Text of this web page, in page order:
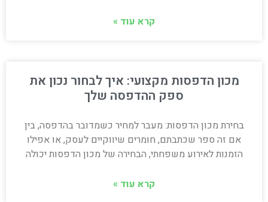
קרא עוד »
מכון הדפסות מקצועי: איך לבחור נכון את
ספק ההדפסה שלך
בחירת מכון הדפסות: מעבר למחיר כשמדובר בהדפסה, בין
אם זה ספר שכתבתם, חומרים שיווקיים לעסק, או אפילו
הזמנות לאירוע משפחתי, הבחירה של מכון הדפסות יכולה
קרא עוד »